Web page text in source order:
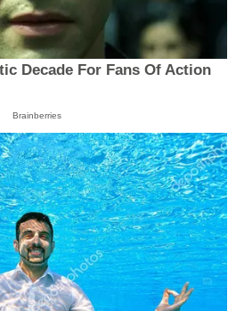
Decade For Fans Of Action
Brainberries